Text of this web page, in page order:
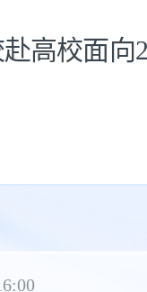
高校面向